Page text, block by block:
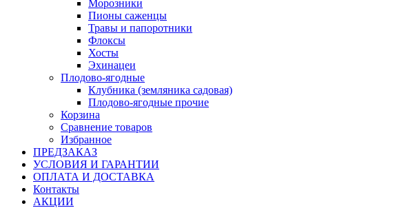
Морозники
Пионы саженцы
Травы и папоротники
Флоксы
Хосты
Эхинацеи
Плодово-ягодные
Клубника (земляника садовая)
Плодово-ягодные прочие
Корзина
Сравнение товаров
Избранное
ПРЕДЗАКАЗ
УСЛОВИЯ И ГАРАНТИИ
ОПЛАТА И ДОСТАВКА
Контакты
АКЦИИ